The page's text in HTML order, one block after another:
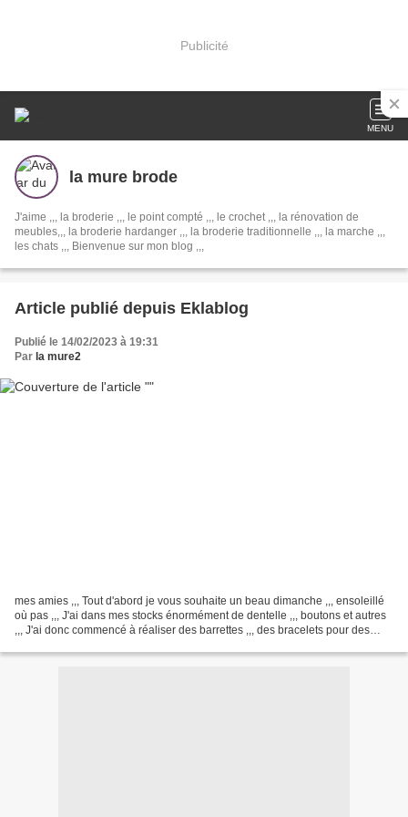
Publicité
MENU
la mure brode
J'aime ,,, la broderie ,,, le point compté ,,, le crochet ,,, la rénovation de
meubles,,, la broderie hardanger ,,, la broderie traditionnelle ,,, la marche ,,,
les chats ,,, Bienvenue sur mon blog ,,,
Article publié depuis Eklablog
Publié le 14/02/2023 à 19:31
Par la mure2
mes amies ,,, Tout d'abord je vous souhaite un beau dimanche ,,, ensoleillé
où pas ,,, J'ai dans mes stocks énormément de dentelle ,,, boutons et autres
,,, J'ai donc commencé à réaliser des barrettes ,,, des bracelets pour des